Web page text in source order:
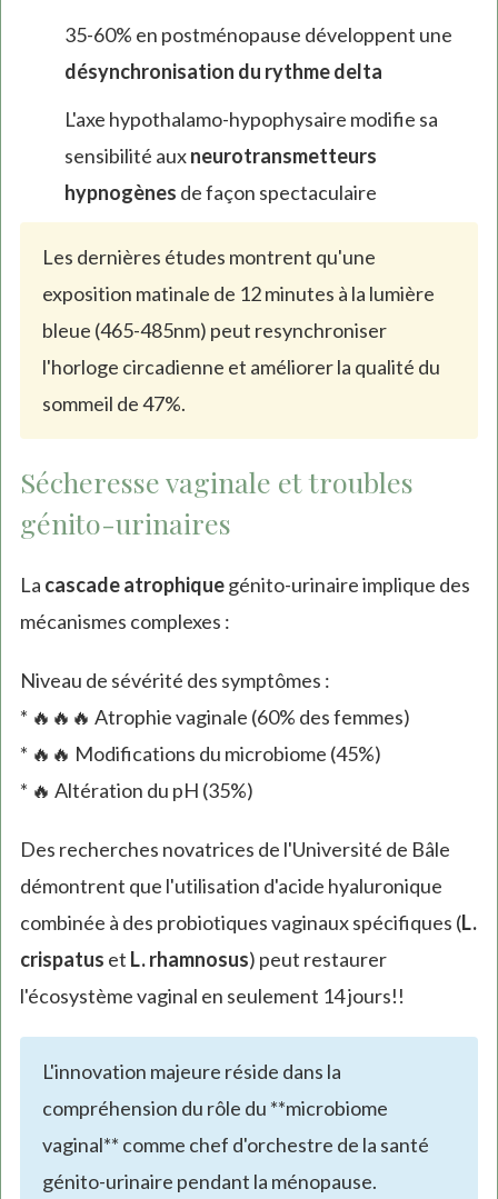
35-60% en postménopause développent une
désynchronisation du rythme delta
L'axe hypothalamo-hypophysaire modifie sa
sensibilité auxneurotransmetteurs
hypnogènes de façon spectaculaire
Les dernières études montrent qu'une
exposition matinale de 12 minutes à la lumière
bleue (465-485nm) peut resynchroniser
l'horloge circadienne et améliorer la qualité du
sommeil de 47%.
Sécheresse vaginale et troubles
génito-urinaires
La cascade atrophiquegénito-urinaire implique des
mécanismes complexes :
Niveau de sévérité des symptômes :
* 🔥🔥🔥 Atrophie vaginale (60% des femmes)
* 🔥🔥 Modifications du microbiome (45%)
* 🔥 Altération du pH (35%)
Des recherches novatrices de l'Université de Bâle
démontrent que l'utilisation d'acide hyaluronique
combinée à des probiotiques vaginaux spécifiques (L.
crispatus et L. rhamnosus) peut restaurer
l'écosystème vaginal en seulement 14 jours!!
L'innovation majeure réside dans la
compréhension du rôle du **microbiome
vaginal** comme chef d'orchestre de la santé
génito-urinaire pendant la ménopause.